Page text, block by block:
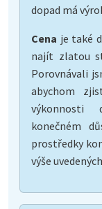
dopad má
Cena je také
najít zlatou
Porovnávali
abychom
výkonnosti
konečném
prostředky
výše